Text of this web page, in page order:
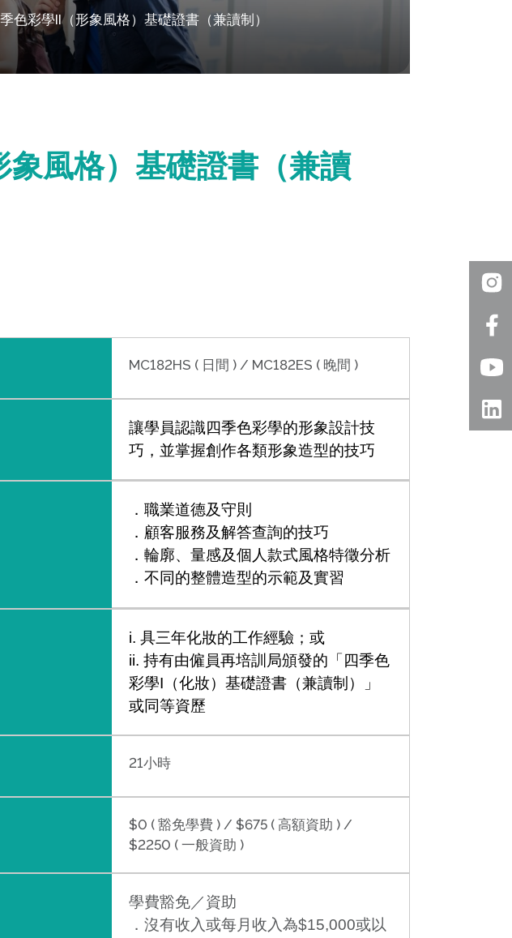
色彩學II（形象風格）基礎證書（兼讀制）
象風格）基礎證書（兼讀
MC182HS ( 日間 ) / MC182ES ( 晚間 )
讓學員認識四季色彩學的形象設計技
巧，並掌握創作各類形象造型的技巧
．職業道德及守則
．顧客服務及解答查詢的技巧
．輪廓、量感及個人款式風格特徵分析
．不同的整體造型的示範及實習
i. 具三年化妝的工作經驗；或
ii. 持有由僱員再培訓局頒發的「四季色
彩學I（化妝）基礎證書（兼讀制）」
或同等資歷
21小時
$0 ( 豁免學費 ) / $675 ( 高額資助 ) /
$2250 ( 一般資助 )
學費豁免／資助
．沒有收入或每月收入為$15,000或以